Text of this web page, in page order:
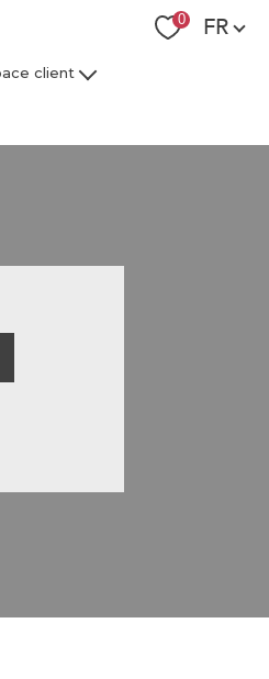
0 FR
client
Gestion Locative